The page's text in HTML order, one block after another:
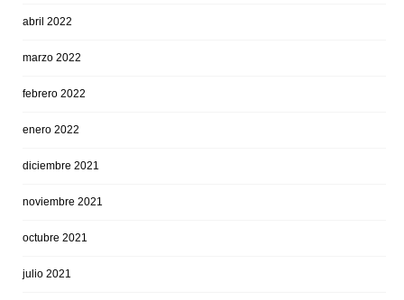
abril 2022
marzo 2022
febrero 2022
enero 2022
diciembre 2021
noviembre 2021
octubre 2021
julio 2021